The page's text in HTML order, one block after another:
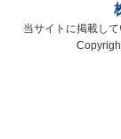
当サイトに掲載し